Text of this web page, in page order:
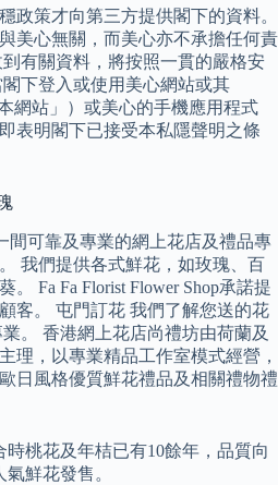
政策才向第三方提供閣下的資料。
美心無關，而美心亦不承擔任何責
有關資料，將按照一貫的嚴格安
下登入或使用美心網站或其
網站」）或美心的手機應用程式
表明閣下已接受本私隱聲明之條
間可靠及專業的網上花店及禮品專
我們提供各式鮮花，如玫瑰、百
Fa Fa Florist Flower Shop承諾提
客。 屯門訂花 我們了解您送的花
。 香港網上花店尚禮坊由荷蘭及
理，以專業精品工作室模式經營，
日風格優質鮮花禮品及相關禮物禮
桃花及年桔已有10餘年，品質向
鮮花發售。